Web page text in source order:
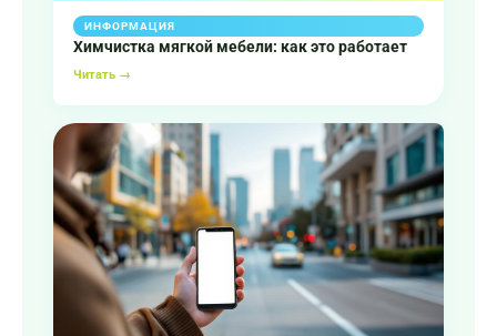
ИНФОРМАЦИЯ
Химчистка мягкой мебели: как это работает
Читать →